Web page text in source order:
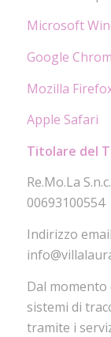
Microsoft
Google
Mozilla
Apple Safari
Titolare del
Re.Mo.La
00693100554
Indirizzo
Dal momento
sistemi di
tramite i